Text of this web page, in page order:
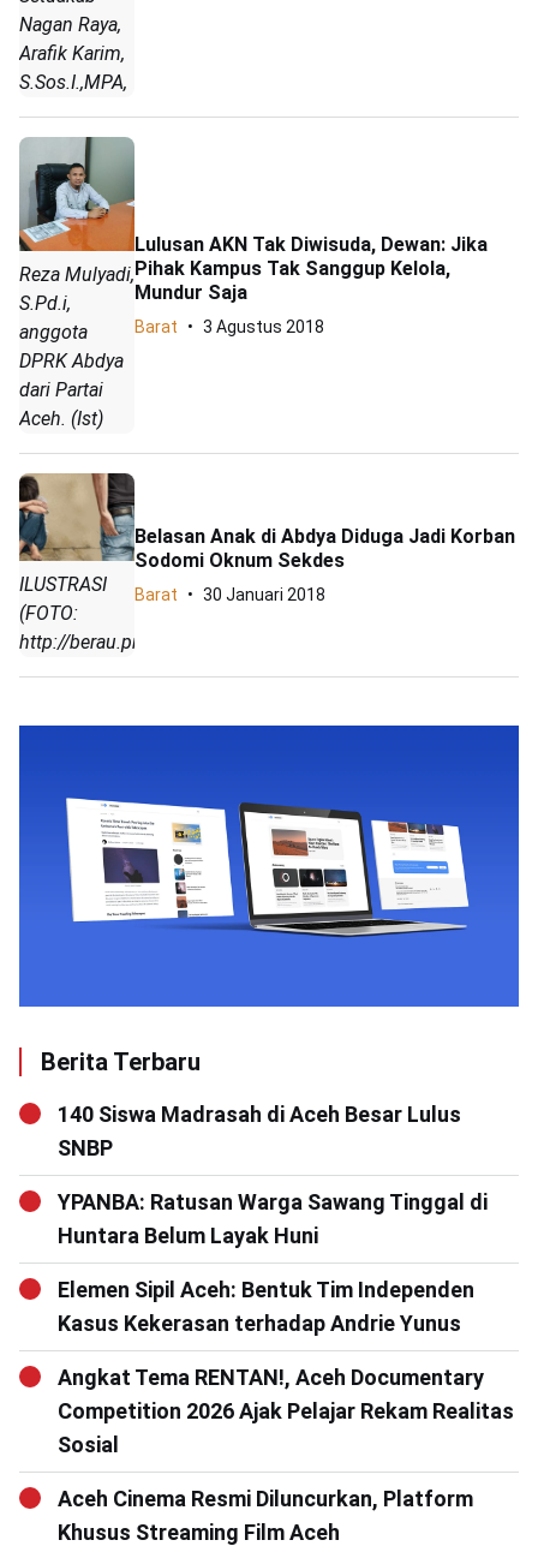
Nagan Raya,
Arafik Karim,
S.Sos.I.,MPA,
Reza Mulyadi,
S.Pd.i,
anggota
DPRK Abdya
dari Partai
Aceh. (Ist)
Lulusan AKN Tak Diwisuda, Dewan: Jika
Pihak Kampus Tak Sanggup Kelola,
Mundur Saja
Barat 3 Agustus 2018
ILUSTRASI
(FOTO:
http://berau.prokal.co)
Belasan Anak di Abdya Diduga Jadi Korban
Sodomi Oknum Sekdes
Barat 30 Januari 2018
Berita Terbaru
140 Siswa Madrasah di Aceh Besar Lulus
SNBP
YPANBA: Ratusan Warga Sawang Tinggal di
Huntara Belum Layak Huni
Elemen Sipil Aceh: Bentuk Tim Independen
Kasus Kekerasan terhadap Andrie Yunus
Angkat Tema RENTAN!, Aceh Documentary
Competition 2026 Ajak Pelajar Rekam Realitas
Sosial
Aceh Cinema Resmi Diluncurkan, Platform
Khusus Streaming Film Aceh